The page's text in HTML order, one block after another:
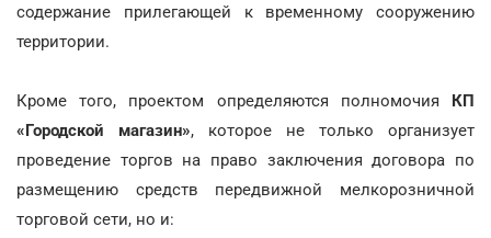
содержание прилегающей к временному сооружению
территории.
Кроме того, проектом определяются полномочия КП
«Городской магазин», которое не только организует
проведение торгов на право заключения договора по
размещению средств передвижной мелкорозничной
торговой сети, но и: